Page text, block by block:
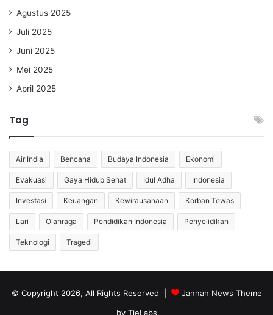
Agustus 2025
Juli 2025
Juni 2025
Mei 2025
April 2025
Tag
Air India Bencana Budaya Indonesia Ekonomi
Evakuasi Gaya Hidup Sehat Idul Adha Indonesia
Investasi Keuangan Kewirausahaan Korban Tewas
Lari Olahraga Pendidikan Indonesia Penyelidikan
Teknologi Tragedi
© Copyright 2026, All Rights Reserved |
Jannah News Theme
by TieLabs